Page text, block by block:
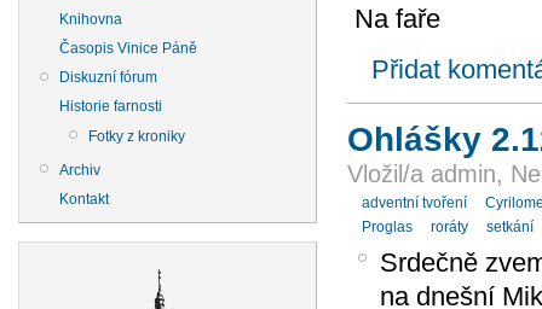
Knihovna
Časopis Vinice Páně
Diskuzní fórum
Historie farnosti
Fotky z kroniky
Archiv
Kontakt
Na faře
Přidat
Ohlášky
Vložil/a admin,
adventní tvoření
Proglas
roráty setkání
Srdečně
na dnešní